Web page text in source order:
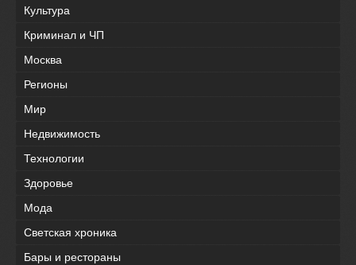
Культура
Криминал и ЧП
Москва
Регионы
Мир
Недвижимость
Технологии
Здоровье
Мода
Светская хроника
Бары и рестораны